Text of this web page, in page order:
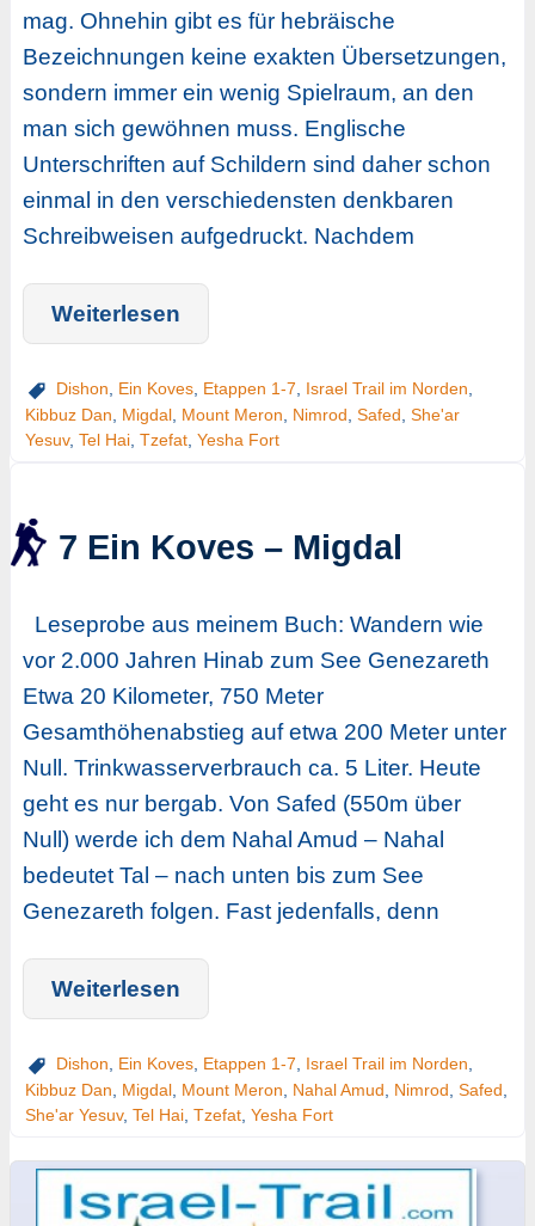
mag. Ohnehin gibt es für hebräische
Bezeichnungen keine exakten Übersetzungen,
sondern immer ein wenig Spielraum, an den
man sich gewöhnen muss. Englische
Unterschriften auf Schildern sind daher schon
einmal in den verschiedensten denkbaren
Schreibweisen aufgedruckt. Nachdem
Weiterlesen
Dishon Ein Koves, Etappen 1-7 Israel Trail im Norden
Kibbuz Dan
Migdal, Mount Meron Nimrod Safed She'ar
Yesuv, Tel Hai, Tzefat, Yesha Fort
7 Ein Koves – Migdal
Leseprobe aus meinem Buch: Wandern wie
vor 2.000 Jahren Hinab zum See Genezareth
Etwa 20 Kilometer, 750 Meter
Gesamthöhenabstieg auf etwa 200 Meter unter
Null. Trinkwasserverbrauch ca. 5 Liter. Heute
geht es nur bergab. Von Safed (550m über
Null) werde ich dem Nahal Amud – Nahal
bedeutet Tal – nach unten bis zum See
Genezareth folgen. Fast jedenfalls, denn
Weiterlesen
Dishon Ein Koves, Etappen 1-7 Israel Trail im Norden
Kibbuz Dan
Migdal, Mount Meron Nahal Amud Nimrod Safed
She'ar Yesuv, Tel Hai, Tzefat, Yesha Fort